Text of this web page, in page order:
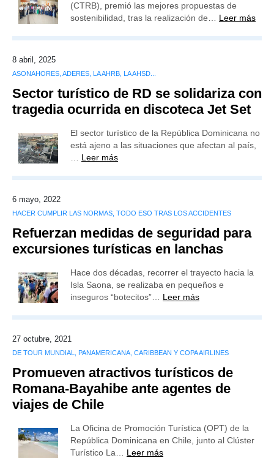
(CTRB), premió las mejores propuestas de
sostenibilidad, tras la realización de… Leer más
8 abril, 2025
ASONAHORES, ADERES, LA AHRB, LA AHSD...
Sector turístico de RD se solidariza con
tragedia ocurrida en discoteca Jet Set
El sector turístico de la República Dominicana no
está ajeno a las situaciones que afectan al país,
Leer más
6 mayo, 2022
HACER CUMPLIR LAS NORMAS, TODO ESO TRAS LOS ACCIDENTES
Refuerzan medidas de seguridad para
excursiones turísticas en lanchas
Hace dos décadas, recorrer el trayecto hacia la
Isla Saona, se realizaba en pequeños e
inseguros “botecitos”… Leer más
27 octubre, 2021
DE TOUR MUNDIAL, PANAMERICANA, CARIBBEAN Y COPA AIRLINES
Promueven atractivos turísticos de
Romana-Bayahibe ante agentes de
viajes de Chile
La Oficina de Promoción Turística (OPT) de la
República Dominicana en Chile, junto al Clúster
Turístico La… Leer más